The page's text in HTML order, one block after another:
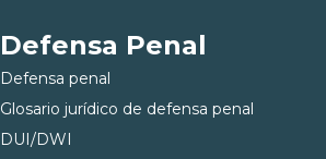
Defensa Penal
Defensa penal
Glosario jurídico de defensa penal
DUI/DWI